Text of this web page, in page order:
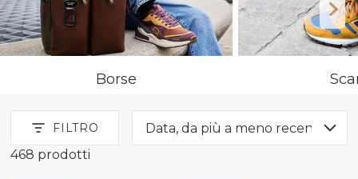
Borse
FILTRO
468 prodotti